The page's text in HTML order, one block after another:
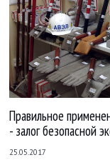
Правильное
- залог безопасной
25.05.2017